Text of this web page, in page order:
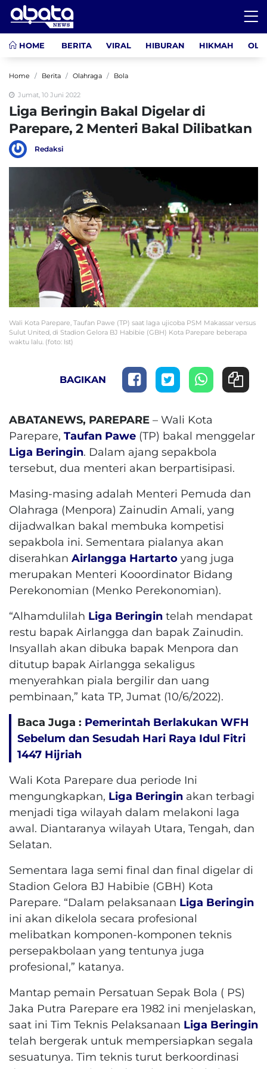
HOME BERITA VIRAL HIBURAN HIKMAH
Home Berita Olahraga Bola
Jumat, 10 Juni 2022
Liga Beringin Bakal Digelar di
Parepare, 2 Menteri Bakal Dilibatkan
Redaksi
Wali Kota Parepare, Taufan Pawe (TP) saat laga ujicoba PSM Makassar versus
Sulut United, di Stadion Gelora BJ Habibie (GBH) Kota Parepare beberapa
waktu lalu. (foto: Ist)
BAGIKAN
ABATANEWS, PAREPARE – Wali Kota
Parepare, Taufan Pawe (TP) bakal menggelar
Liga Beringin. Dalam ajang sepakbola
tersebut, dua menteri akan berpartisipasi.
Masing-masing adalah Menteri Pemuda dan
Olahraga (Menpora) Zainudin Amali, yang
dijadwalkan bakal membuka kompetisi
sepakbola ini. Sementara pialanya akan
diserahkan Airlangga Hartarto yang juga
merupakan Menteri Kooordinator Bidang
Perekonomian (Menko Perekonomian).
“Alhamdulilah Liga Beringin telah mendapat
restu bapak Airlangga dan bapak Zainudin.
Insyallah akan dibuka bapak Menpora dan
ditutup bapak Airlangga sekaligus
menyerahkan piala bergilir dan uang
pembinaan,” kata TP, Jumat (10/6/2022).
Baca Juga : Pemerintah Berlakukan WFH
Sebelum dan Sesudah Hari Raya Idul Fitri
1447 Hijriah
Wali Kota Parepare dua periode Ini
mengungkapkan, Liga Beringin akan terbagi
menjadi tiga wilayah dalam melakoni laga
awal. Diantaranya wilayah Utara, Tengah, dan
Selatan.
Sementara laga semi final dan final digelar di
Stadion Gelora BJ Habibie (GBH) Kota
Parepare. “Dalam pelaksanaan Liga Beringin
ini akan dikelola secara profesional
melibatkan komponen-komponen teknis
persepakbolaan yang tentunya juga
profesional,” katanya.
Mantap pemain Persatuan Sepak Bola ( PS)
Jaka Putra Parepare era 1982 ini menjelaskan,
saat ini Tim Teknis Pelaksanaan Liga Beringin
telah bergerak untuk mempersiapkan segala
sesuatunya. Tim teknis turut berkoordinasi